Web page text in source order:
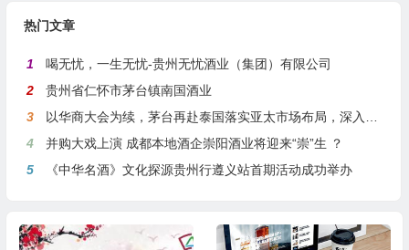
热门文章
1
喝无忧，一生无忧-贵州无忧酒业（集团）有限公司
2
贵州省仁怀市茅台镇南国酒业
3
以华商大会为续，茅台再赴泰国落实亚太市场布局，深入贯彻国际化战略
4
并购大戏上演 成都本地酒企崇阳酒业将迎来“崇”生 ？
5
《中华名酒》文化探源贵州行遵义站首期活动成功举办